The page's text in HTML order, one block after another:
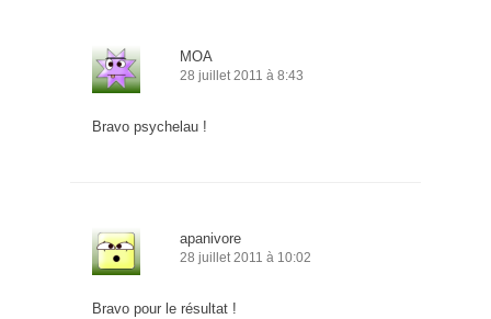
MOA
28 juillet 2011 à 8:43
Bravo psychelau !
apanivore
28 juillet 2011 à 10:02
Bravo pour le résultat !